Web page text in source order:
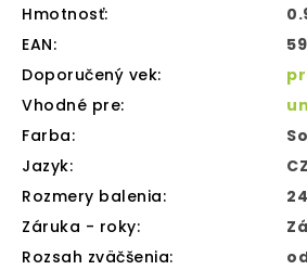
Hmotnosť:
EAN:
Doporučený vek:
Vhodné pre:
Farba:
Jazyk:
CZ
Rozmery balenia:
Záruka - roky:
Rozsah zväčšenia: